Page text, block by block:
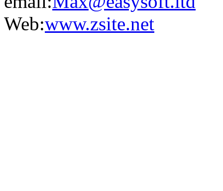
Web:www.zsite.net